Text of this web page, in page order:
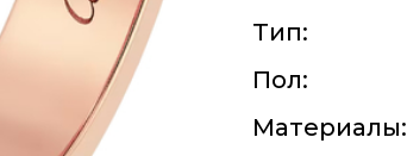
Тип:
Пол:
Материалы: